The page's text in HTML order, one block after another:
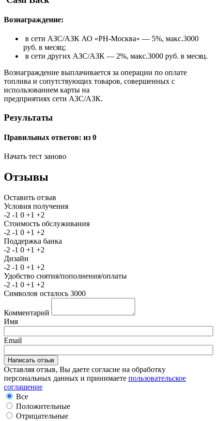
Вознаграждение:
в сети АЗС/АЗК АО «РН-Москва» — 5%, макс.3000
руб. в месяц;
в сети других АЗС/АЗК — 2%, макс.3000 руб. в месяц.
Вознаграждение выплачивается за операции по оплате
топлива и сопутствующих товаров, совершенных с
использованием карты на
предприятиях cети АЗС/АЗК.
Результаты
Правильных ответов: из 0
Начать тест заново
Отзывы
Оставить отзыв
Условия получения
-2 -1 0 +1 +2
Стоимость обслуживания
-2 -1 0 +1 +2
Поддержка банка
-2 -1 0 +1 +2
Дизайн
-2 -1 0 +1 +2
Удобство снятия/пополнения/оплаты
-2 -1 0 +1 +2
Символов осталось 3000
Комментарий
Имя
Email
Оставляя отзыв, Вы даете согласие на обработку
персональных данных и принимаете пользовательское
соглашение
Все
Положительные
Отрицательные